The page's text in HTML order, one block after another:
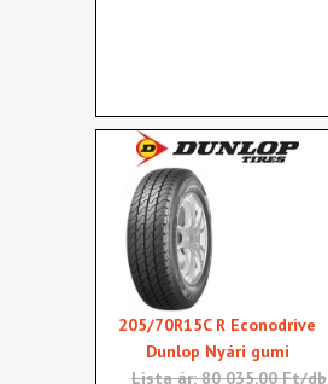
205/70R15C R Econodrive
Dunlop Nyári gumi
Lista ár: 80 035,00 Ft/db